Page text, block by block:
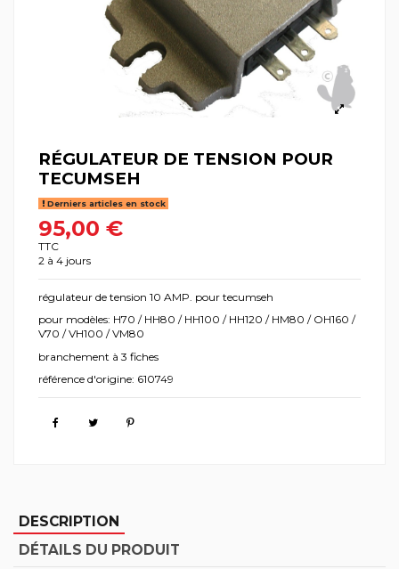
RÉGULATEUR DE TENSION POUR
TECUMSEH
Derniers articles en stock
95,00 €
TTC
2 à 4 jours
régulateur de tension 10 AMP. pour tecumseh
pour modèles: H70 / HH80 / HH100 / HH120 / HM80 / OH160 /
V70 / VH100 / VM80
branchement à 3 fiches
référence d'origine: 610749
DESCRIPTION
DÉTAILS DU PRODUIT